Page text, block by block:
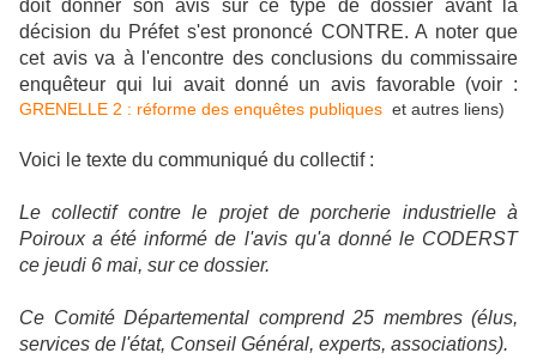
doit donner son avis sur ce type de dossier avant la
décision du Préfet s'est prononcé CONTRE. A noter que
cet avis va à l'encontre des conclusions du commissaire
enquêteur qui lui avait donné un avis favorable (voir :
GRENELLE 2 : réforme des enquêtes publiques et autres liens)
Voici le texte du communiqué du collectif :
Le collectif contre le projet de porcherie industrielle à
Poiroux a été informé de l'avis qu'a donné le CODERST
ce jeudi 6 mai, sur ce dossier.
Ce Comité Départemental comprend 25 membres (élus,
services de l'état, Conseil Général, experts, associations).